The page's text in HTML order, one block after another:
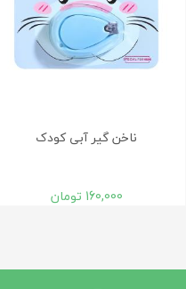
ناخن گير آبی کودک
160,000 تومان